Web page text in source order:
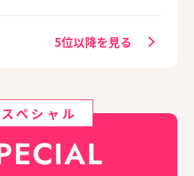
5位以降を見る
スペシャル